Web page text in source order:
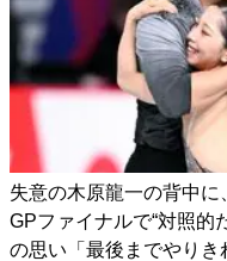
失意の木原龍一の背中
GPファイナルで“対照的
の思い「最後までやりき